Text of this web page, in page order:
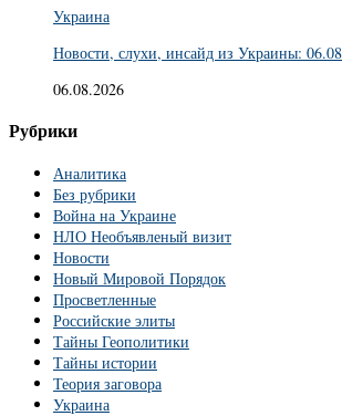
Украина
Новости, слухи, инсайд из Украины:
06.08.2026
Рубрики
Аналитика
Без рубрики
Война на Украине
НЛО Необъявленый визит
Новости
Новый Мировой Порядок
Просветленные
Российские элиты
Тайны Геополитики
Тайны истории
Теория заговора
Украина